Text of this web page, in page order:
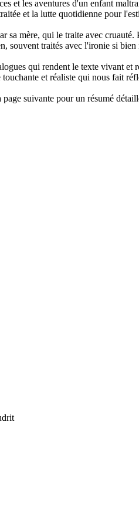
et les aventures d'un enfant
et la lutte quotidienne pour
mère, qui le traite avec
souvent traités avec l'ironie si bien
qui rendent le texte vivant
et réaliste qui nous fait
suivante pour un résumé